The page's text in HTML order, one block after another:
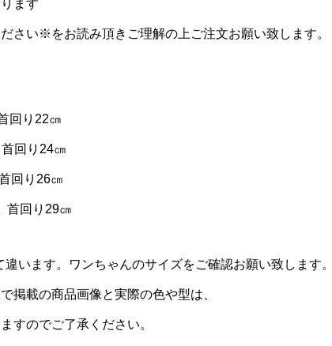
ます
さい※をお読み頂きご理解の上ご注文お願い致します。
回り22㎝
回り24㎝
回り26㎝
首回り29㎝
います。ワンちゃんのサイズをご確認お願い致します。
掲載の商品画像と実際の色や型は、
すのでご了承ください。